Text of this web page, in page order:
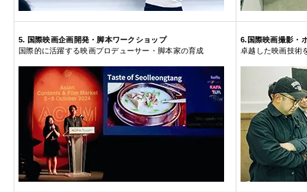
5. 国際映画企画開発・脚本ワークショップ
国際的に活躍する映画プロデューサー・脚本家の育成
6.国際映画撮影・
卓越した映画技術